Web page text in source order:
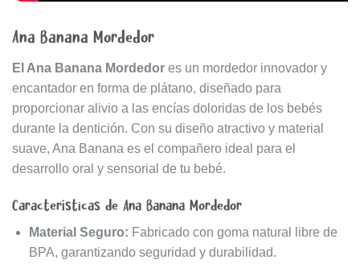
Ana Banana Mordedor
El Ana Banana Mordedor es un mordedor innovador y
encantador en forma de plátano, diseñado para
proporcionar alivio a las encías doloridas de los bebés
durante la dentición. Con su diseño atractivo y material
suave, Ana Banana es el compañero ideal para el
desarrollo oral y sensorial de tu bebé.
Características de Ana Banana Mordedor
Material Seguro: Fabricado con goma natural libre de
BPA, garantizando seguridad y durabilidad.